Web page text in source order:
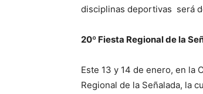
disciplinas deportivas será
20º Fiesta Regional de la
Este 13 y 14 de enero, en la
Regional de la Señalada, la